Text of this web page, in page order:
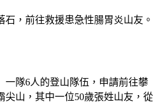
，前往救援患急性腸胃炎山友。
一隊6人的登山隊伍，申請前往攀
尖山，其中一位50歲張姓山友，從